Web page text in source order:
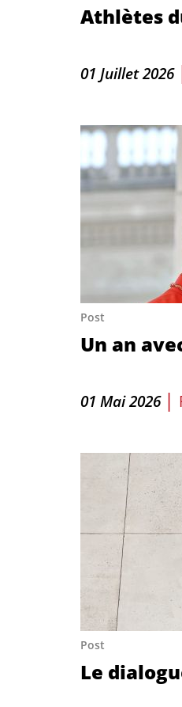
Athlètes
01 Juillet 2026
Post
Un an
01 Mai 2026 |
Post
Le